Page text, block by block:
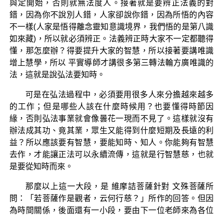
與定開始，否則就無法度人。接著就是要辨正法義的對
錯，因為你不說別人錯，人家卻說你錯，因為所悟的內容
不一樣(人家是悟得離念靈知意識境界，我們悟的是第八識
如來藏)，所以就必須辨正。法義辨正時大家不一定都聽得
懂，那怎麼辦？得要提升大家的智慧，所以接著要講唯識
增上慧學，所以 平實導師才講很多第三轉法輪方廣唯識的
法，這就是說弘法要知時。
可是在弘法過程中，必須要用很多人來分擔越來越多
的工作；但是哪些人該在什麼時候用？也要懂得時節因
緣，否則弘法事業就會像曇花一現而不見了。這樣就沒有
辦法成其功、竟其業，眾生又能得到什麼短期及長遠的利
益？所以應該要有智慧，要能知時、知人。你能夠有智慧
去作，才能讓正法可以永續流傳，這就是行智慧慈，也就
是要從知時而來。
那麼以上這一大段，是 維摩詰菩薩針對 文殊菩薩所
問：「若菩薩作是觀者，云何行慈？」所作的回答。但因
為時間關係，後面還有一小段，要由下一位老師來為各位